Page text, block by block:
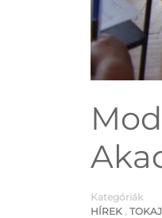
Kategóriák
HÍREK ,